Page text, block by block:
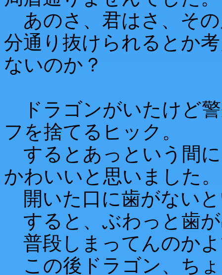
あのさ、君はさ、そ
分通り抜けられるとか
ないのか？
ドラゴンがいたけど
フを捨てるヒック。
するとあっという間
かわいいと思いました。
開いた口に歯がない
すると、ぶわっと歯
普段しまってんのか
この後ドラゴン、ち